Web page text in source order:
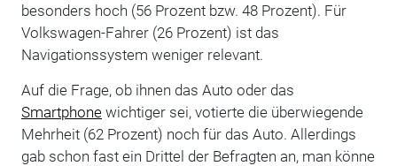
besonders hoch (56 Prozent bzw. 48 Prozent). Für
Volkswagen-Fahrer (26 Prozent) ist das
Navigationssystem weniger relevant.
Auf die Frage, ob ihnen das Auto oder das
Smartphonewichtiger sei, votierte die überwiegende
Mehrheit (62 Prozent) noch für das Auto. Allerdings
gab schon fast ein Drittel der Befragten an, man könne